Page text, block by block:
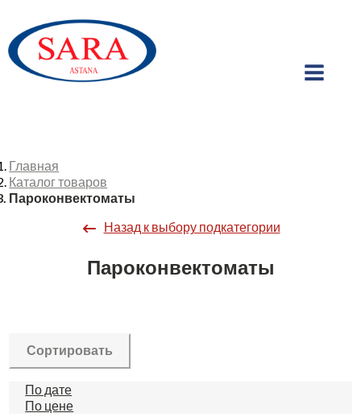
Главная
Каталог товаров
Пароконвектоматы
Назад к выбору подкатегории
Пароконвектоматы
Сортировать
По дате
По цене